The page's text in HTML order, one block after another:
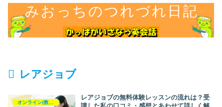
レアジョブ
レアジョブの無料体験レッスンの流れは？受